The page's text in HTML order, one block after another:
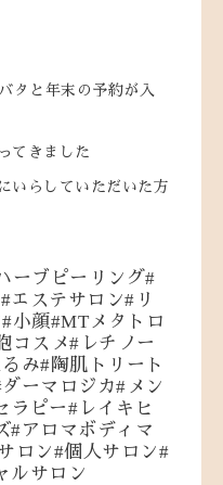
タと年末の予約が入
てきました
いらしていただいた方
ーブピーリング#
#エステサロン# リ
#小顔#MT メタトロ
コスメ# レチノー
るみ#陶肌トリート
ダーマロジカ# メン
ラピー# レイキヒ
#アロマボディマ
ロン#個人サロン#
ルサロン